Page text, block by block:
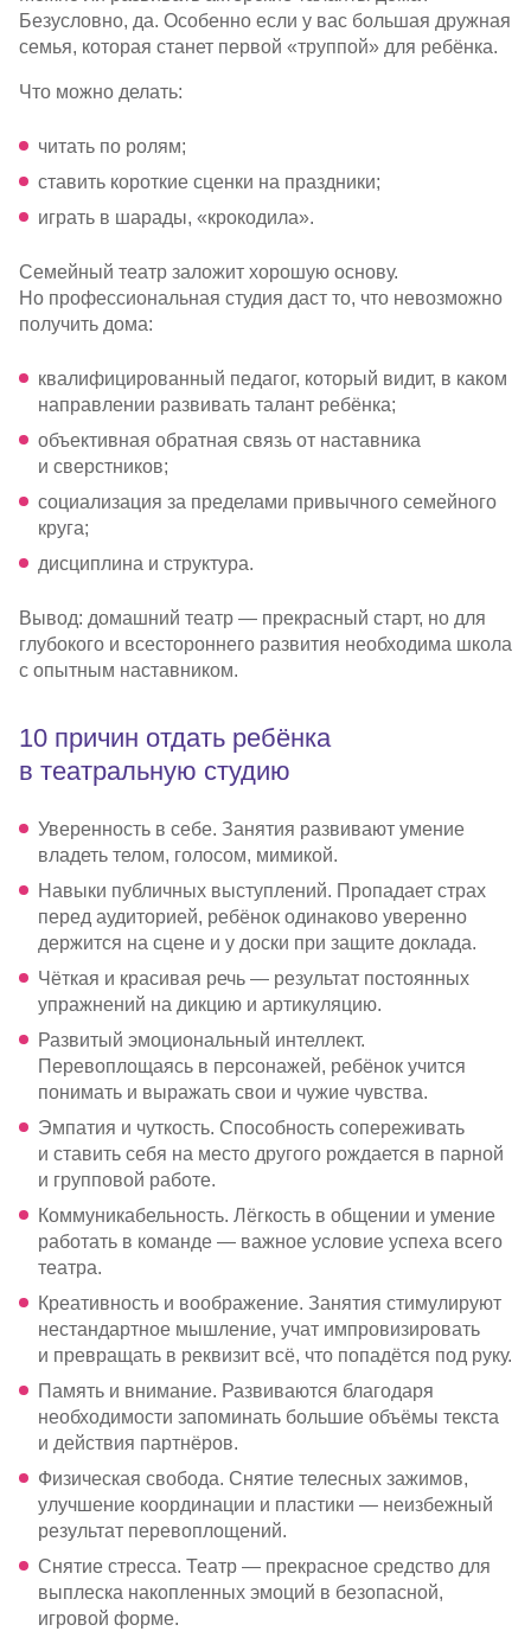
Безусловно, да. Особенно если у вас большая дружная
семья, которая станет первой «труппой» для ребёнка.
Что можно делать:
читать по ролям;
ставить короткие сценки на праздники;
играть в шарады, «крокодила».
Семейный театр заложит хорошую основу.
Но профессиональная студия даст то, что невозможно
получить дома:
квалифицированный педагог, который видит, в каком
направлении развивать талант ребёнка;
объективная обратная связь от наставника
и сверстников;
социализация за пределами привычного семейного
круга;
дисциплина и структура.
Вывод: домашний театр — прекрасный старт, но для
глубокого и всестороннего развития необходима школа
с опытным наставником.
10 причин отдать ребёнка
в театральную студию
Уверенность в себе. Занятия развивают умение
владеть телом, голосом, мимикой.
Навыки публичных выступлений. Пропадает страх
перед аудиторией, ребёнок одинаково уверенно
держится на сцене и у доски при защите доклада.
Чёткая и красивая речь — результат постоянных
упражнений на дикцию и артикуляцию.
Развитый эмоциональный интеллект.
Перевоплощаясь в персонажей, ребёнок учится
понимать и выражать свои и чужие чувства.
Эмпатия и чуткость. Способность сопереживать
и ставить себя на место другого рождается в парной
и групповой работе.
Коммуникабельность. Лёгкость в общении и умение
работать в команде — важное условие успеха всего
театра.
Креативность и воображение. Занятия стимулируют
нестандартное мышление, учат импровизировать
и превращать в реквизит всё, что попадётся под руку.
Память и внимание. Развиваются благодаря
необходимости запоминать большие объёмы текста
и действия партнёров.
Физическая свобода. Снятие телесных зажимов,
улучшение координации и пластики — неизбежный
результат перевоплощений.
Снятие стресса. Театр — прекрасное средство для
выплеска накопленных эмоций в безопасной,
игровой форме.